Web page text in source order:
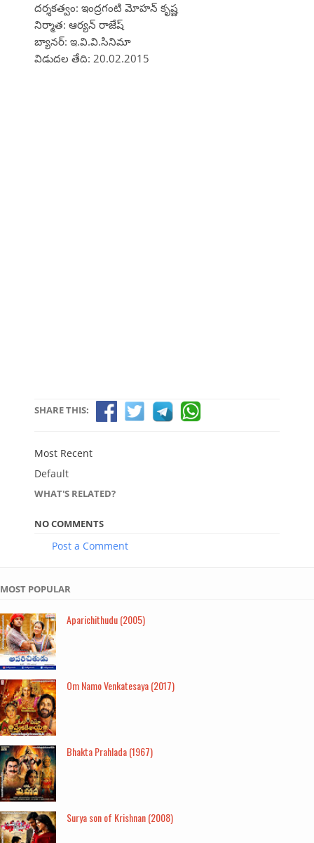
దర్శకత్వం: ఇంద్రగంటి మోహన్ కృష్ణ
నిర్మాత: ఆర్యన్ రాజేష్
బ్యానర్: ఇ.వి.వి.సినిమా
విడుదల తేది: 20.02.2015
SHARE THIS:
Most Recent
Default
WHAT'S RELATED?
NO COMMENTS
Post a Comment
MOST POPULAR
Aparichithudu (2005)
Om Namo Venkatesaya (2017)
Bhakta Prahlada (1967)
Surya son of Krishnan (2008)